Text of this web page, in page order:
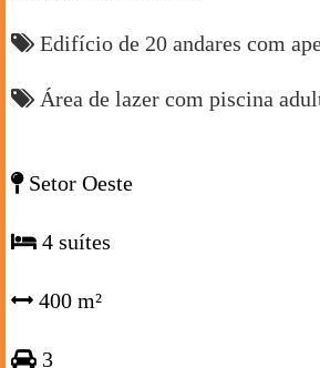
Edifício de 20 andares com
Área de lazer com piscina
Setor Oeste
4 suítes
400 m²
3